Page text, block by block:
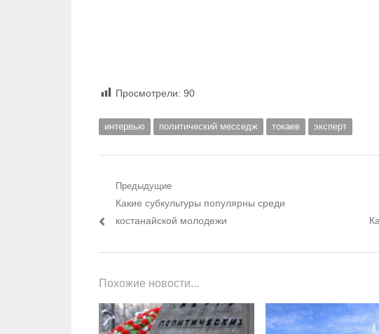
Просмотрели: 90
интервью политический месседж токаев эксперт
Навигация по записям
Предыдущие
Предыдущий пост:
Какие субкультуры популярны среди
костанайской молодежи
Похожие новости...